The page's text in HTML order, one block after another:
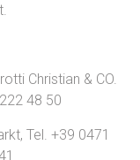
Christian & CO.
48 50
Tel. +39 0471